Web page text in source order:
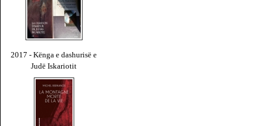
2017 - Kënga e dashurisë e
Judë Iskariotit